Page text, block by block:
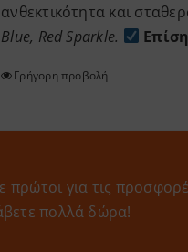
σελίδα
του
ανθεκτικότητα και
Blue, Red Sparkle.
Γρήγορη προβολή
πρώτοι για τις
πολλά δώρα!